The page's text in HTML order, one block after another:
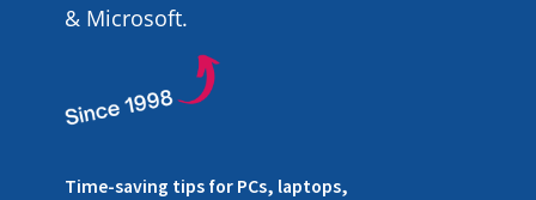
& Microsoft.
Time-saving tips for PCs, laptops,